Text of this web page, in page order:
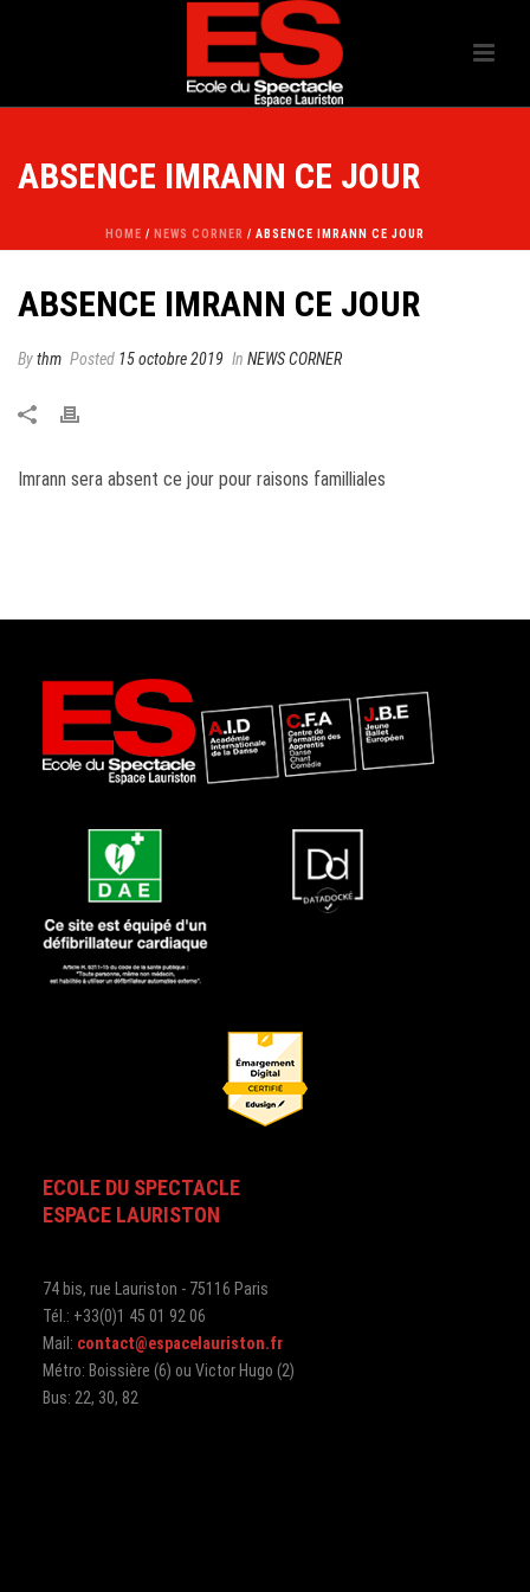
ABSENCE IMRANN CE JOUR
HOME / NEWS CORNER / ABSENCE IMRANN CE JOUR
ABSENCE IMRANN CE JOUR
Bythm Posted 15 octobre 2019 In NEWS CORNER
Imrann sera absent ce jour pour raisons familliales
ECOLE DU SPECTACLE
ESPACE LAURISTON
74 bis, rue Lauriston - 75116 Paris
Tél.: +33(0)1 45 01 92 06
Mail: contact@espacelauriston.fr
Métro: Boissière (6) ou Victor Hugo (2)
Bus: 22, 30, 82